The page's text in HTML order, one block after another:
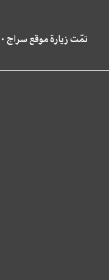
تمّت زيارة موقع سراج ٤,٨٠٠,٠٠٠ مرة خلال الستة أشهر الماضية، كما ظهر في نتائج البحث في محركات البحث٢٢,٢٩٠,٠٠٠ مرّة.